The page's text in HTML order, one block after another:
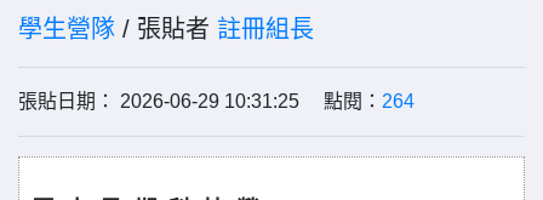
學生營隊 / 張貼者 註冊組長
張貼日期： 2026-06-29 10:31:25 點閱： 264